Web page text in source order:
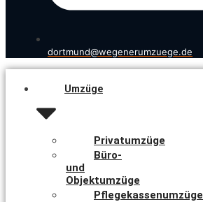
dortmund@wegenerumzuege.de
Umzüge
Privatumzüge
Büro-
und
Objektumzüge
Pflegekassenumzüge